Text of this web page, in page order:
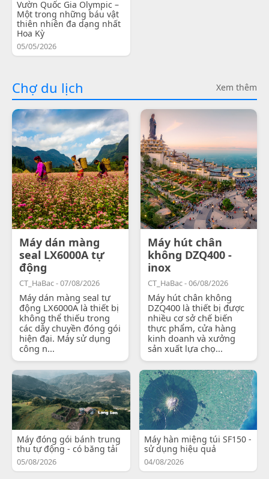
Vườn Quốc Gia Olympic –
Một trong những báu vật
thiên nhiên đa dạng nhất
Hoa Kỳ
05/05/2026
Chợ du lịch Xem thêm
Máy dán màng
seal LX6000A tự
động
CT_HaBac - 07/08/2026
Máy dán màng seal tự
động LX6000A là thiết bị
không thể thiếu trong
các dây chuyền đóng gói
hiện đại. Máy sử dụng
công n...
Máy hút chân
không DZQ400 -
inox
CT_HaBac - 06/08/2026
Máy hút chân không
DZQ400 là thiết bị được
nhiều cơ sở chế biến
thực phẩm, cửa hàng
kinh doanh và xưởng
sản xuất lựa chọ...
Máy đóng gói bánh trung
thu tự động - có băng tải
05/08/2026
Máy hàn miệng túi SF150 -
sử dụng hiệu quả
04/08/2026